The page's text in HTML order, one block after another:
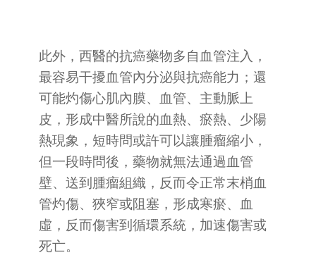
此外，西醫的抗癌藥物多自血管注入，
最容易干擾血管內分泌與抗癌能力；還
可能灼傷心肌內膜、血管、主動脈上
皮，形成中醫所說的血熱、瘀熱、少陽
熱現象，短時問或許可以讓腫瘤縮小，
但一段時問後，藥物就無法通過血管
壁、送到腫瘤組織，反而令正常末梢血
管灼傷、狹窄或阻塞，形成寒瘀、血
虛，反而傷害到循環系統，加速傷害或
死亡。